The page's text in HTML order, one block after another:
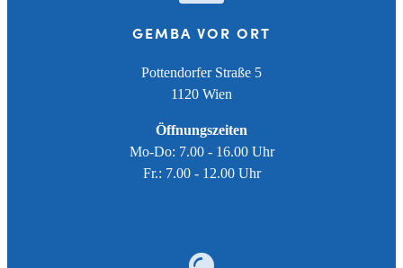
GEMBA VOR ORT
Pottendorfer Straße 5
1120 Wien
Öffnungszeiten
Mo-Do: 7.00 - 16.00 Uhr
Fr.: 7.00 - 12.00 Uhr